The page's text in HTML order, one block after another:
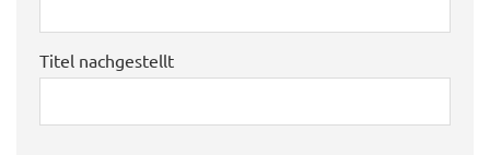
Titel nachgestellt